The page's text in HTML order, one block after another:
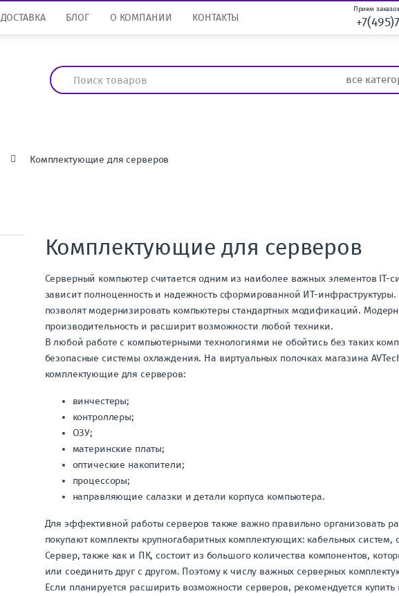
ДОСТАВКА БЛОГ О КОМПАНИИ КОНТАКТЫ
Прием
И
с
Комплектующие для серверов
Комплектующие для серверов
Серверный компьютер считается одним из наиболее важных элементов IT-
зависит полноценность и надежность сформированной ИТ-
позволят модернизировать компьютеры стандартных модификаций.
производительность и расширит возможности любой техники.
В любой работе с компьютерными технологиями не обойтись без таких
безопасные системы охлаждения. На виртуальных полочках магазина
комплектующие для серверов:
винчестеры;
контроллеры;
ОЗУ;
материнские платы;
оптические накопители;
процессоры;
направляющие салазки и детали корпуса компьютера.
Для эффективной работы серверов также важно правильно организовать
покупают комплекты крупногабаритных комплектующих: кабельных
Сервер, также как и ПК, состоит из большого количества компонентов,
или соединить друг с другом. Поэтому к числу важных серверных
Если планируется расширить возможности серверов, рекомендуется